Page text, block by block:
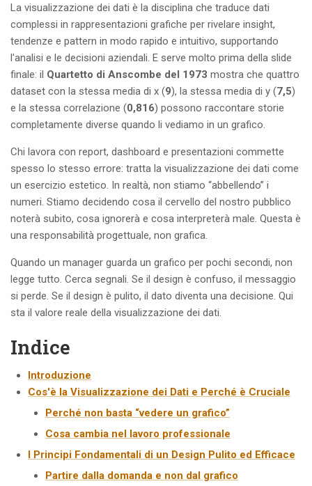
La visualizzazione dei dati è la disciplina che traduce dati
complessi in rappresentazioni grafiche per rivelare insight,
tendenze e pattern in modo rapido e intuitivo, supportando
l'analisi e le decisioni aziendali. E serve molto prima della slide
finale: il Quartetto di Anscombe del 1973 mostra che quattro
dataset con la stessa media di x (9), la stessa media di y (7,5)
e la stessa correlazione (0,816) possono raccontare storie
completamente diverse quando li vediamo in un grafico.
Chi lavora con report, dashboard e presentazioni commette
spesso lo stesso errore: tratta la visualizzazione dei dati come
un esercizio estetico. In realtà, non stiamo “abbellendo” i
numeri. Stiamo decidendo cosa il cervello del nostro pubblico
noterà subito, cosa ignorerà e cosa interpreterà male. Questa è
una responsabilità progettuale, non grafica.
Quando un manager guarda un grafico per pochi secondi, non
legge tutto. Cerca segnali. Se il design è confuso, il messaggio
si perde. Se il design è pulito, il dato diventa una decisione. Qui
sta il valore reale della visualizzazione dei dati.
Indice
Introduzione
Cos'è la Visualizzazione dei Dati e Perché è Cruciale
Perché non basta “vedere un grafico”
Cosa cambia nel lavoro professionale
I Principi Fondamentali di un Design Pulito ed Efficace
Partire dalla domanda e non dal grafico